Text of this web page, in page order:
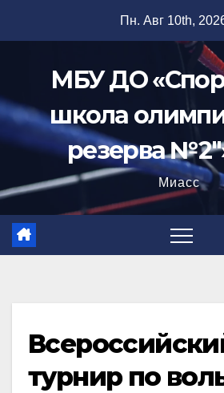
Пн. Авг 10th,
МБУ ДО
школа
резерва
Миасс
турнир по